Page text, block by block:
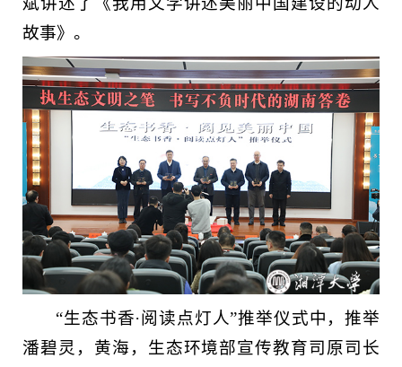
故事》。
“生态书香·阅读点灯人”推举仪式中，推举
潘碧灵，黄海，生态环境部宣传教育司原司长